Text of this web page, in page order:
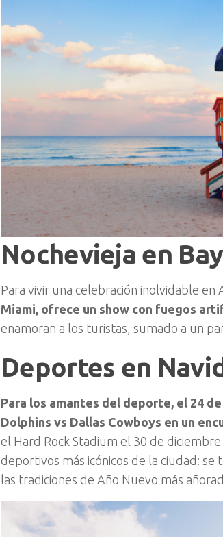
Nochevieja en
Para vivir una celebración inolvidable en
Miami, ofrece un show con fuegos
enamoran a los turistas, sumado a un
Deportes en
Para los amantes del deporte, el 24
Dolphins vs Dallas Cowboys en un
el Hard Rock Stadium el 30 de
deportivos más icónicos de la ciudad:
las tradiciones de Año Nuevo más